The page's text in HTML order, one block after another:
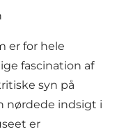
er for hele
fascination af
syn på
nørdede indsigt i
er